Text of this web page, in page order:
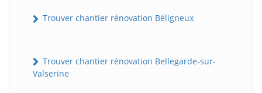
Trouver chantier rénovation Béligneux
Trouver chantier rénovation Bellegarde-sur-
Valserine